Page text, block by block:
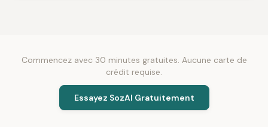
Commencez avec 30 minutes gratuites. Aucune carte de
crédit requise.
Essayez SozAI Gratuitement